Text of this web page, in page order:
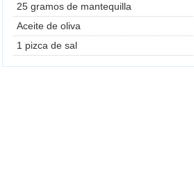
25 gramos de mantequilla
Aceite de oliva
1 pizca de sal